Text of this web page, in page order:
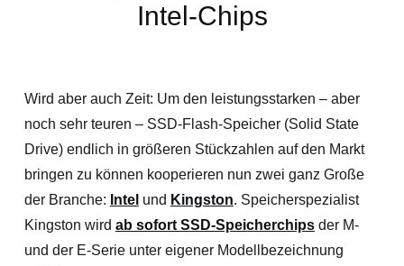
Intel-Chips
Wird aber auch Zeit: Um den leistungsstarken – aber
noch sehr teuren – SSD-Flash-Speicher (Solid State
Drive) endlich in größeren Stückzahlen auf den Markt
bringen zu können kooperieren nun zwei ganz Große
der Branche: Intel und Kingston. Speicherspezialist
Kingston wird ab sofort SSD-Speicherchipsder M-
und der E-Serie unter eigener Modellbezeichnung